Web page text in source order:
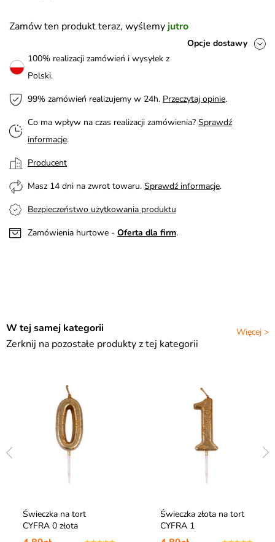
Zamów ten produkt teraz, wyślemy jutro
Opcje dostawy
100% realizacji zamówień i wysyłek z
Polski.
99% zamówień realizujemy w 24h. Przeczytaj opinie.
Co ma wpływ na czas realizacji zamówienia? Sprawdź
informacje.
Producent
Masz 14 dni na zwrot towaru. Sprawdź informacje.
Bezpieczeństwo użytkowania produktu
Zamówienia hurtowe - Oferta dla firm.
Więcej >
W tej samej kategorii
Zerknij na pozostałe produkty z tej kategorii
Świeczka na tort
CYFRA 0 złota
Świeczka złota na tort
CYFRA 1